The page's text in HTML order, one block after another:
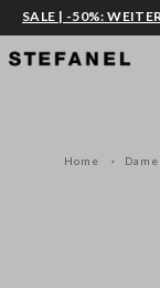
ZUM HAUPTINHALT
SALE | -50%:
Home